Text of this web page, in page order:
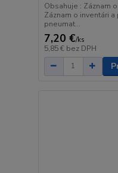
Obsahuje : Záznam
Záznam o inventári
pneumat...
7,20 €/ks
5,85 € bez DPH